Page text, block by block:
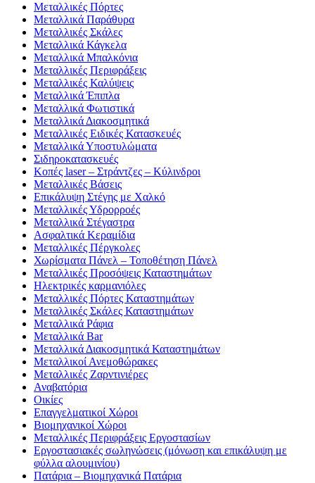
Μεταλλικές Πόρτες
Μεταλλικά Παράθυρα
Μεταλλικές Σκάλες
Μεταλλικά Κάγκελα
Μεταλλικά Μπαλκόνια
Μεταλλικές Περιφράξεις
Μεταλλικές Καλύψεις
Μεταλλικά Έπιπλα
Μεταλλικά Φωτιστικά
Μεταλλικά Διακοσμητικά
Μεταλλικές Ειδικές Κατασκευές
Μεταλλικά Υποστυλώματα
Σιδηροκατασκευές
Κοπές laser – Στράντζες – Κύλινδροι
Μεταλλικές Βάσεις
Επικάλυψη Στέγης με Χαλκό
Μεταλλικές Υδρορροές
Μεταλλικά Στέγαστρα
Ασφαλτικά Κεραμίδια
Μεταλλικές Πέργκολες
Χωρίσματα Πάνελ – Τοποθέτηση Πάνελ
Μεταλλικές Προσόψεις Καταστημάτων
Ηλεκτρικές καρμανιόλες
Μεταλλικές Πόρτες Καταστημάτων
Μεταλλικές Σκάλες Καταστημάτων
Μεταλλικά Ράφια
Μεταλλικά Bar
Μεταλλικά Διακοσμητικά Καταστημάτων
Μεταλλικοί Ανεμοθώρακες
Μεταλλικές Ζαρντινιέρες
Αναβατόρια
Οικίες
Επαγγελματικοί Χώροι
Βιομηχανικοί Χώροι
Μεταλλικές Περιφράξεις Εργοστασίων
Εργοστασιακές σωληνώσεις (μόνωση και επικάλυψη με
φύλλα αλουμινίου)
Πατάρια – Βιομηχανικά Πατάρια